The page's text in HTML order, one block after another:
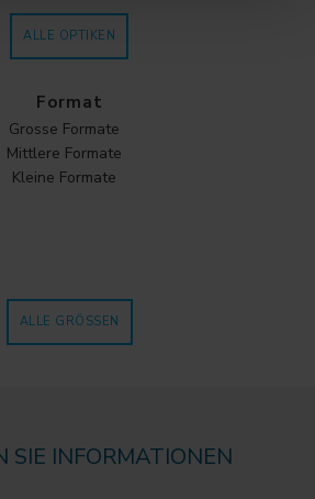
ALLE OPTIKEN
Format
Grosse Formate
Mittlere Formate
Kleine Formate
ALLE GRÖSSEN
SIE INFORMATIONEN